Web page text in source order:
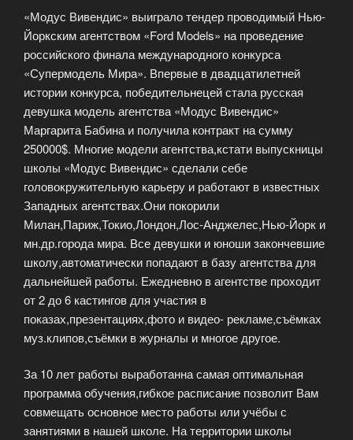
«Модус Вивендис» выиграло тендер проводимый Нью-
Йоркским агентством «Ford Models» на проведение
российского финала международного конкурса
«Супермодель Мира». Впервые в двадцатилетней
истории конкурса, победительнецей стала русская
девушка модель агентства «Модус Вивендис»
Маргарита Бабина и получила контракт на сумму
250000$. Многие модели агентства,кстати выпускницы
школы «Модус Вивендис» сделали себе
головокружительную карьеру и работают в известных
Западных агентствах.Они покорили
Милан,Париж,Токио,Лондон,Лос-Анджелес,Нью-Йорк и
мн.др.города мира. Все девушки и юноши закончевшие
школу,автоматически попадают в базу агентства для
дальнейшей работы. Ежедневно в агентстве проходит
от 2 до 6 кастингов для участия в
показах,презентациях,фото и видео- рекламе,съёмках
муз.клипов,съёмки в журналы и многое другое.
За 10 лет работы выработанна самая оптимальная
программа обучения,гибкое расписание позволит Вам
совмещать основное место работы или учёбы с
занятиями в нашей школе. На территории школы